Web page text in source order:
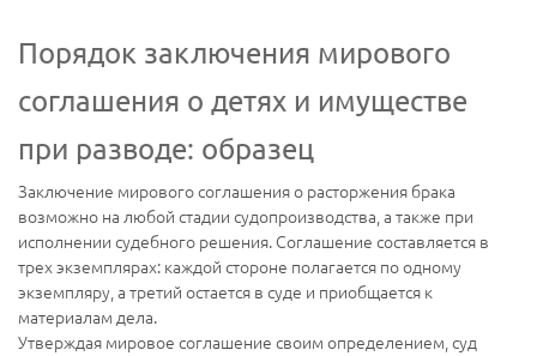
Порядок заключения мирового
соглашения о детях и имуществе
при разводе: образец
Заключение мирового соглашения о расторжения брака
возможно на любой стадии судопроизводства, а также при
исполнении судебного решения. Соглашение составляется в
трех экземплярах: каждой стороне полагается по одному
экземпляру, а третий остается в суде и приобщается к
материалам дела.
Утверждая мировое соглашение своим определением, суд